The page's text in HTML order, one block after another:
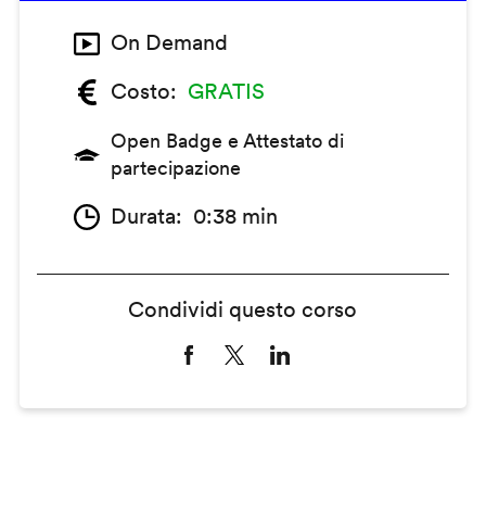
On Demand
Costo
GRATIS
Open Badge e Attestato di
partecipazione
Durata 0:38 min
Condividi questo corso